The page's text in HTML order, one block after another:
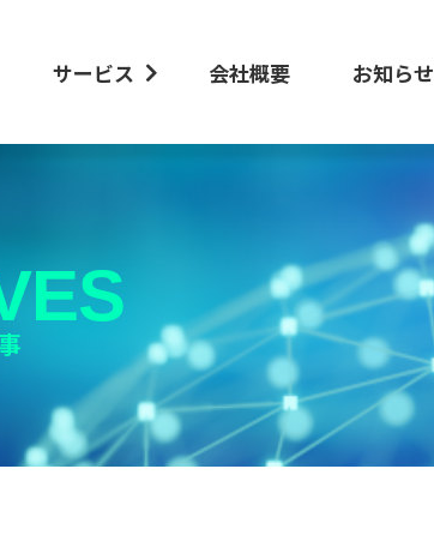
サービス 会社概要 お知らせ